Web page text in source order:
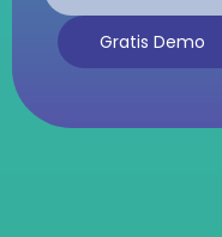
Gratis Demo